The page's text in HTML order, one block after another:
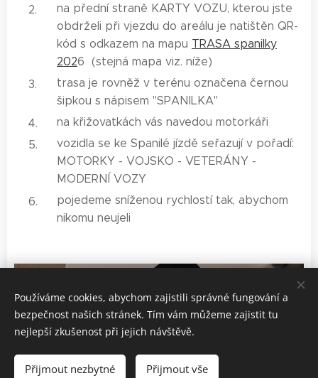
na přední straně KARTY VOZU, kterou jste
obdrželi při vjezdu do areálu je natištěn QR-
kód s odkazem na mapu TRASA spanilky
2026 (stejná mapa viz. níže)
trasa je rovněž v terénu označena černou
šipkou s nápisem "SPANILKA"
na křižovatkách vás navedou motorkáři
vozidla se ke Spanilé jízdě seřazují v pořadí:
MOTORKY - VOJSKO - VETERÁNY -
MODERNÍ VOZY
pojedeme sníženou rychlostí tak, abychom
nikomu neujeli
Používáme cookies, abychom zajistili správné fungování a
bezpečnost našich stránek. Tím vám můžeme zajistit tu
nejlepší zkušenost při jejich návštěvě.
Přijmout nezbytné Přijmout vše